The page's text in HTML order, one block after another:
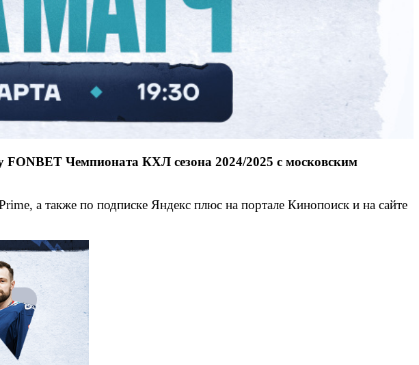
FONBET Чемпионата КХЛ сезона 2024/2025 с московским
а также по подписке Яндекс плюс на портале Кинопоиск и на сайте